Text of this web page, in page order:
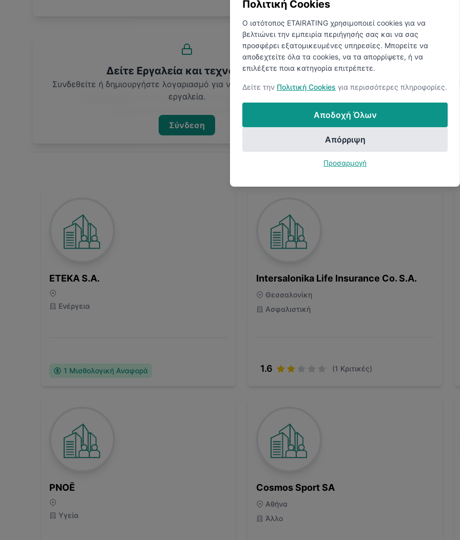
Δείτε Εργαλεία και τεχνολογίες
Συνδεθείτε ή δημιουργήστε λογαριασμό για να αποκαλύψετε όλα τα
εργαλεία.
Σύνδεση
Συνδεθείτε ή
Ανακάλυψε Περισσότερες Εταιρείες
ETEKA S.A.
Ενέργεια
1 Μισθολογική Αναφορά
Intersalonika Life Insurance Co. S.A.
Θεσσαλονίκη
Ασφαλιστική
1.6 (1 Κριτικές)
PNOĒ
Υγεία
Cosmos Sport SA
Αθήνα
Άλλο
Πολιτική Cookies
Ο ιστότοπος ETAIRATING χρησιμοποιεί cookies για να
βελτιώνει την εμπειρία περιήγησής σας και να σας
προσφέρει εξατομικευμένες υπηρεσίες. Μπορείτε να
αποδεχτείτε όλα τα cookies, να τα απορρίψετε, ή να
επιλέξετε ποια κατηγορία επιτρέπετε.
Δείτε την Πολιτική Cookies για περισσότερες πληροφορίες.
Αποδοχή Όλων
Απόρριψη
Προσαρμογή